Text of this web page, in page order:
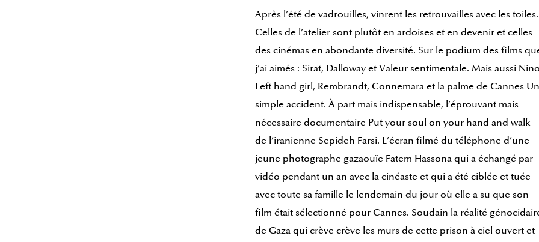
Après l’été de vadrouilles, vinrent les retrouvailles avec les toiles.
Celles de l’atelier sont plutôt en ardoises et en devenir et celles
des cinémas en abondante diversité. Sur le podium des films
j’ai aimés : Sirat, Dalloway et Valeur sentimentale. Mais aussi
Left hand girl, Rembrandt, Connemara et la palme de Cannes Un
simple accident. À part mais indispensable, l’éprouvant mais
nécessaire documentaire Put your soul on your hand and walk
de l’iranienne Sepideh Farsi. L’écran filmé du téléphone d’une
jeune photographe gazaouïe Fatem Hassona qui a échangé par
vidéo pendant un an avec la cinéaste et qui a été ciblée et tuée
avec toute sa famille le lendemain du jour où elle a su que son
film était sélectionné pour Cannes. Soudain la réalité
de Gaza qui crève crève les murs de cette prison à ciel ouvert et